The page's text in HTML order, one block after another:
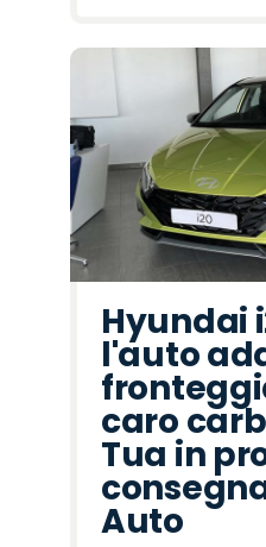
Hyundai
l'auto
caro
Tua in
Auto